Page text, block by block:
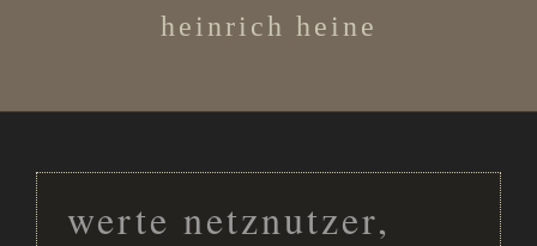
heinrich heine
werte netznutzer,